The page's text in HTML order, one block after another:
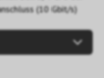
(10 Gbit/s)